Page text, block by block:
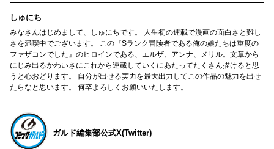
しゅにち
みなさんはじめまして、しゅにちです。 人生初の連載で漫画の面白さと難し
さを満喫中でございます。 この『Sランク冒険者である俺の娘たちは重度の
ファザコンでした』のヒロインである、エルザ、アンナ、メリル。文章から
にじみ出るかわいさにこれから連載していくにあたってたくさん描けると思
うと心おどります。 自分が出せる実力を最大出力してこの作品の魅力を出せ
たらなと思います。 何卒よろしくお願いいたします。
ガルド編集部公式X(Twitter)